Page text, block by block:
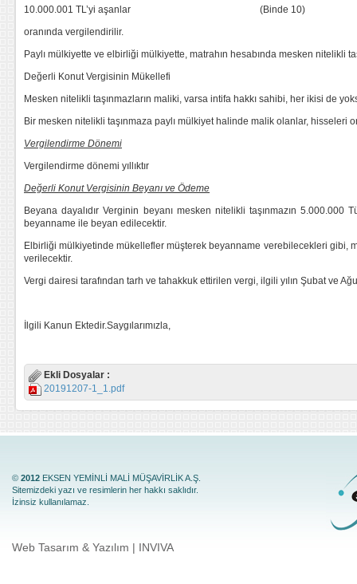
10.000.001 TL’yi aşanlar (Binde 10)
oranında vergilendirilir.
Paylı mülkiyette ve elbirliği mülkiyette, matrahın hesabında mesken nitelikli
Değerli Konut Vergisinin Mükellefi
Mesken nitelikli taşınmazların maliki, varsa intifa hakkı sahibi, her ikisi de
Bir mesken nitelikli taşınmaza paylı mülkiyet halinde malik olanlar,
Vergilendirme Dönemi
Vergilendirme dönemi yıllıktır
Değerli Konut Vergisinin Beyanı ve Ödeme
Beyana dayalıdır Verginin beyanı mesken nitelikli taşınmazın 5.000.000
beyanname ile beyan edilecektir.
Elbirliği mülkiyetinde mükellefler müşterek beyanname verebilecekleri
verilecektir.
Vergi dairesi tarafından tarh ve tahakkuk ettirilen vergi, ilgili yılın Şubat ve
İlgili Kanun Ektedir.Saygılarımızla,
Ekli Dosyalar :
20191207-1_1.pdf
© 2012 EKSEN YEMİNLİ MALİ MÜŞAVİRLİK A.Ş.
Sitemizdeki yazı ve resimlerin her hakkı saklıdır.
İzinsiz kullanılamaz.
Web Tasarım & Yazılım | INVIVA